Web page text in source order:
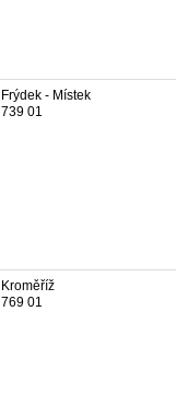
Frýdek - Místek
739 01
Kroměříž
769 01